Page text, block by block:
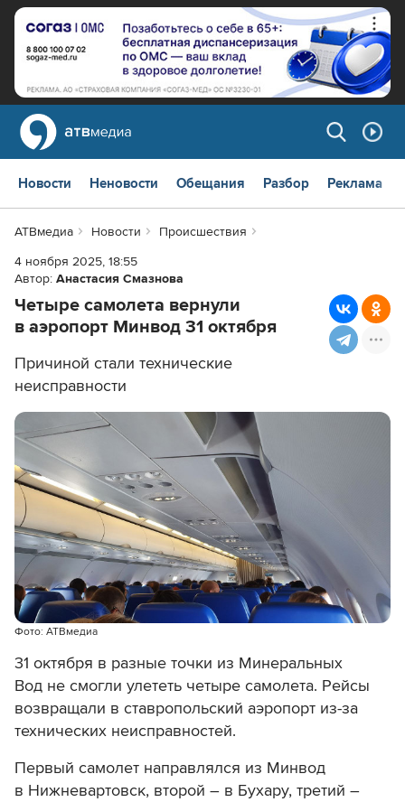
Новости Неновости Обещания Разбор Реклама
АТВмедиа Новости
Происшествия
4 ноября 2025, 18:55
Автор: Анастасия Смазнова
Четыре самолета вернули
в аэропорт Минвод 31 октября
Причиной стали технические
неисправности
Фото: АТВмедиа
31 октября в разные точки из Минеральных
Вод не смогли улететь четыре самолета. Рейсы
возвращали в ставропольский аэропорт из-за
технических неисправностей.
Первый самолет направлялся из Минвод
в Нижневартовск, второй – в Бухару, третий –